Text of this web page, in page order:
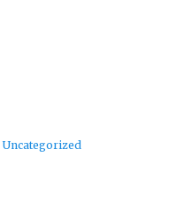
Uncategorized